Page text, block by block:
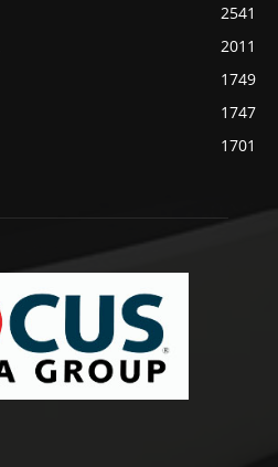
2541
2011
1749
1747
1701